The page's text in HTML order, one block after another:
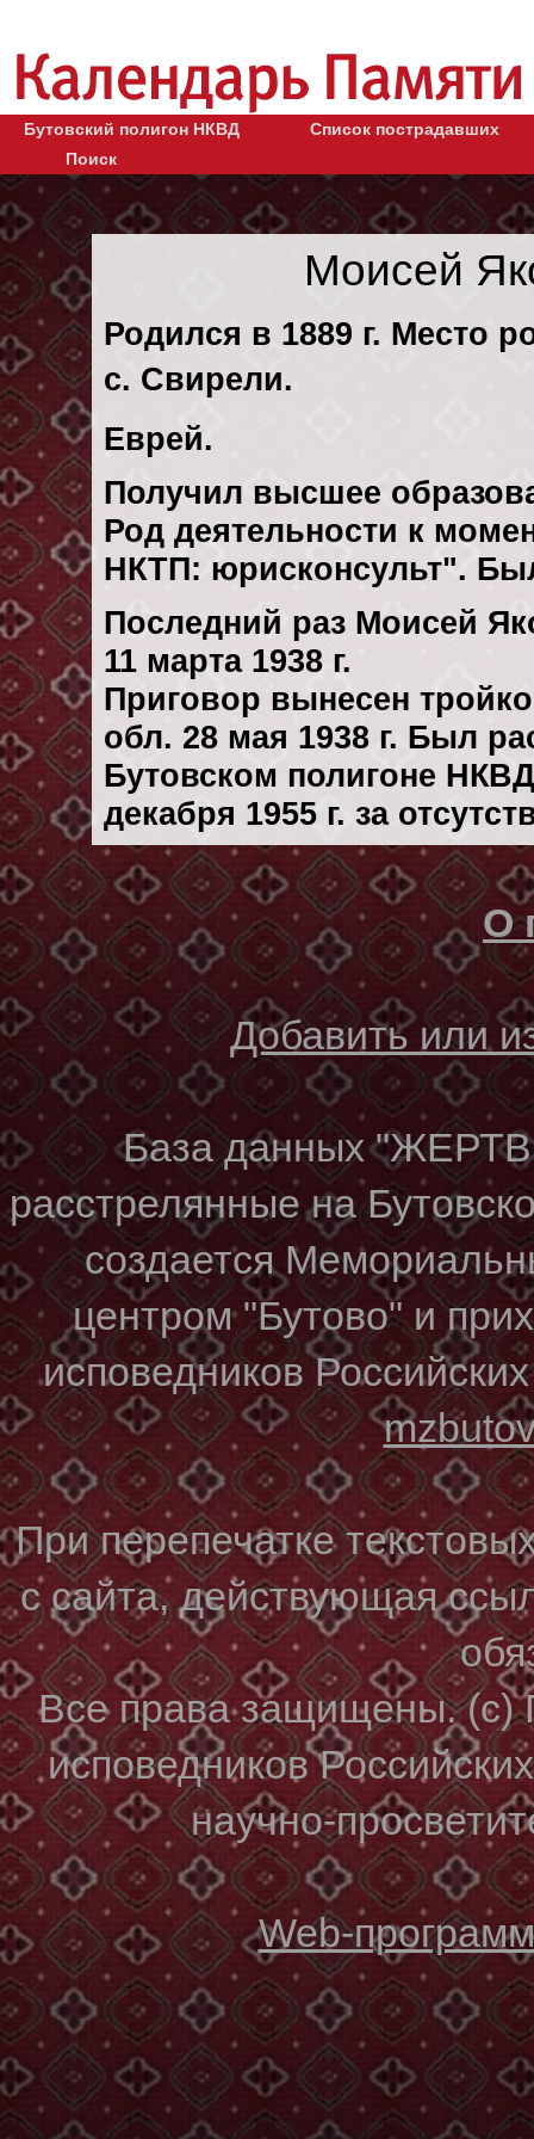
Бутовский полигон НКВД
Список пострадавших
Поиск
Моисей
Родился в 1889 г. Место
с. Свирели.
Еврей.
Получил высшее
Род деятельности к
НКТП: юрисконсульт".
Последний раз Моисей
11 марта 1938 г.
Приговор вынесен
обл. 28 мая 1938 г. Был
Бутовском полигоне
декaбря 1955 г. за
О
Добавить или
База данных
расстрелянные на
создается
центром "Бутово" и
исповедников
При перепечатке
с сайта, действующая
Все права защищены. (с)
исповедников
научно-
Web-